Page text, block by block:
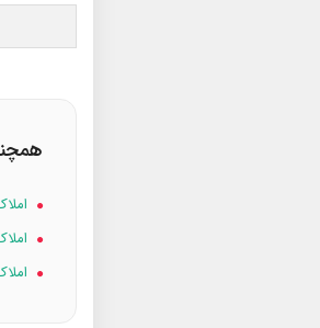
املاک
املاک
املاک